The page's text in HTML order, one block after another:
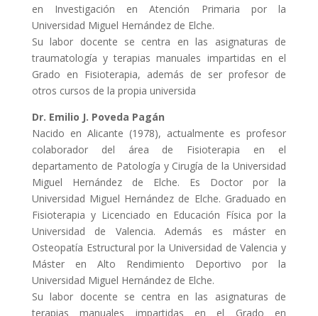
en Investigación en Atención Primaria por la
Universidad Miguel Hernández de Elche.
Su labor docente se centra en las asignaturas de
traumatología y terapias manuales impartidas en el
Grado en Fisioterapia, además de ser profesor de
otros cursos de la propia universida
Dr. Emilio J. Poveda Pagán
Nacido en Alicante (1978), actualmente es profesor
colaborador del área de Fisioterapia en el
departamento de Patología y Cirugía de la Universidad
Miguel Hernández de Elche. Es Doctor por la
Universidad Miguel Hernández de Elche. Graduado en
Fisioterapia y Licenciado en Educación Física por la
Universidad de Valencia. Además es máster en
Osteopatía Estructural por la Universidad de Valencia y
Máster en Alto Rendimiento Deportivo por la
Universidad Miguel Hernández de Elche.
Su labor docente se centra en las asignaturas de
terapias manuales impartidas en el Grado en